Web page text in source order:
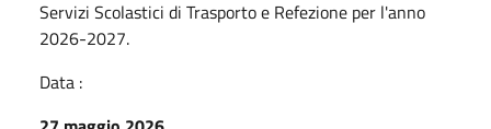
Servizi Scolastici di Trasporto e Refezione per l'anno
2026-2027.
Data :